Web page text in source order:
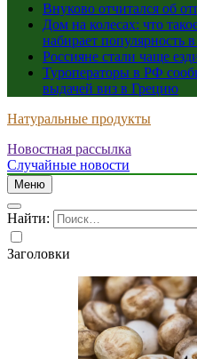
Внуково отчитался об
Дом на колесах: что
набирает популярность
Россияне стали чаще
Туроператоры в РФ
выдачей виз в Грецию
Натуральные продукты
Новостная рассылка
Случайные новости
Меню
Найти:
Заголовки